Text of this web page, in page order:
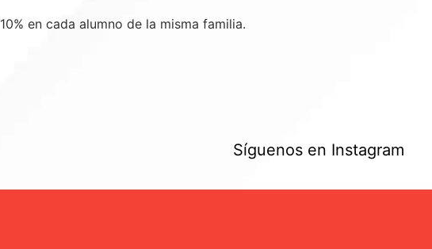
10% en cada alumno de la misma familia.
Síguenos en Instagram